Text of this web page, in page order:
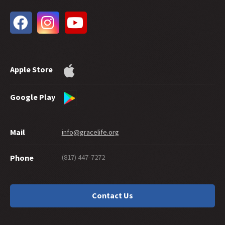
30 -
Gaano Kaliit na Pananampalataya Ang Kailangan Para Maligtas?
29 - Gaano Ka Ba Kabuti Upang Makapasok sa Langit?
26 -Pagpapakamatay at Kaligtasan
24 -Tiyak Kailan Pa Man
Ang Mga Alagad Ba Ay Pinanganak o Ginawa?
21 -
Si Pedro Bilang Huwarang Alagad
19 - Paano Ang Mga 'Kristiyanong' Hindi Namumuhay Nang Tama?
17 -Tradisyon or Tradisyunalismo?
Mayroon Bang Kasalanang Hindi Pinatawad ng Diyos?
15 -Pagpapaliwanag ng Hebreo: Simulan sa Mambabasa
Apple Store
Google Play
Mail info@gracelife.org
Phone (817) 447-7272
Contact Us